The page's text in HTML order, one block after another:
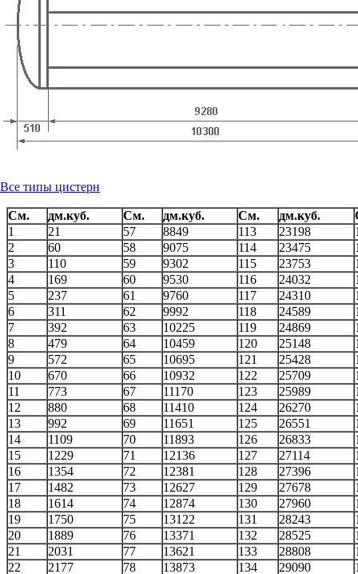
Все типы цистерн
См. дм.куб. См. дм.куб. См. дм.куб.
1
21 57 8849 113 23198
2
60 58 9075 114 23475
3
110 59 9302 115 23753
4
169 60 9530 116 24032
5
237 61 9760 117 24310
6
311 62 9992 118 24589
7
392 63 10225 119 24869
8
479 64 10459 120 25148
9
572 65 10695 121 25428
10
670 66 10932 122 25709
11
773 67 11170 123 25989
12
880 68 11410 124 26270
13
992 69 11651 125 26551
14
1109 70 11893 126 26833
15
1229 71 12136 127 27114
16
1354 72 12381 128 27396
17
1482 73 12627 129 27678
18
1614 74 12874 130 27960
19
1750 75 13122 131 28243
20
1889 76 13371 132 28525
21
2031 77 13621 133 28808
22
2177 78 13873 134 29090